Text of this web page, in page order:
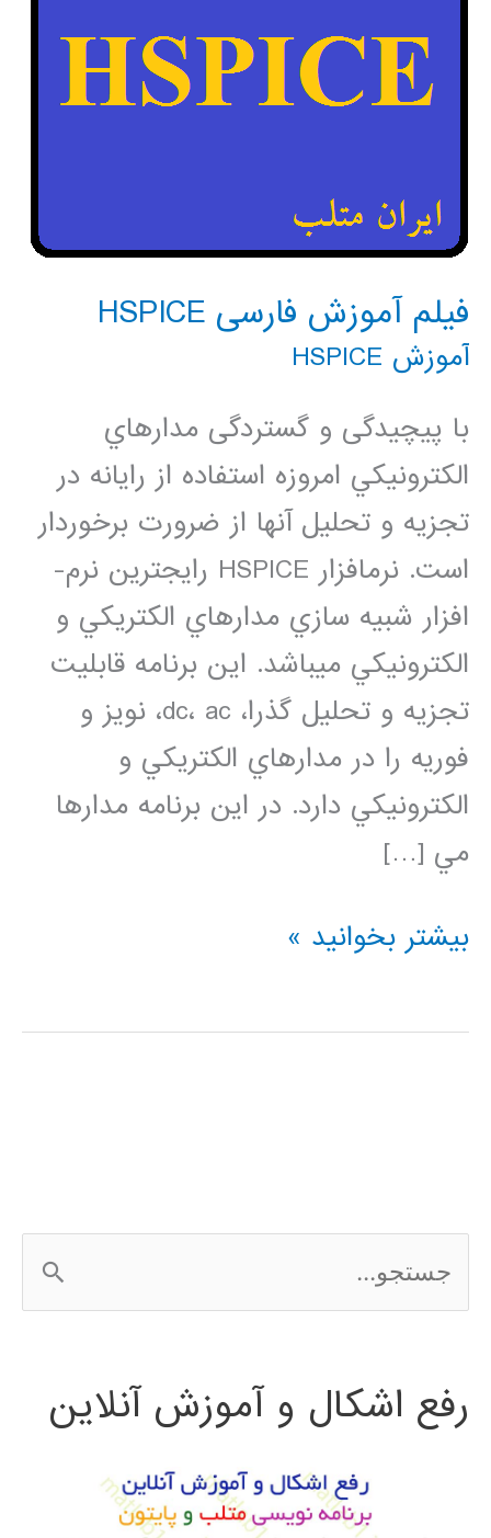
فیلم آموزش فارسی HSPICE
آموزش HSPICE
با پیچیدگی و گستردگی مدارهاي
الكترونيكي امروزه استفاده از رایانه در
تجزيه و تحليل آن­ها از ضرورت برخوردار
است. نرم­افزار HSPICE رایج­ترین نرم­
افزار شبيه سازي مدارهاي الكتريكي و
الكترونيكي مي­باشد. اين برنامه قابليت
تجزيه و تحليل­ گذرا، dc، ac، نویز و
فوریه را در مدارهاي الكتريكي و
الكترونيكي دارد. در این برنامه مدارها
مي […]
فیلم
فارسی
بیشتر بخوانید »
س
ج
رفع اشکال و آموزش آنلاین